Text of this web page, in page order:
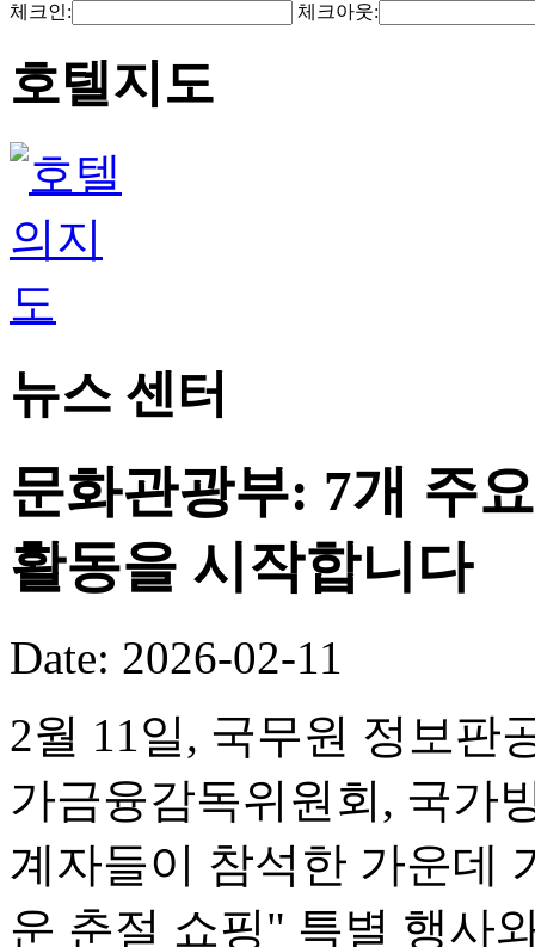
체크인: 체크아웃:
호텔지도
뉴스 센터
문화관광부: 7개 주
활동을 시작합니다
Date: 2026-02-11
2월 11일, 국무원 정보판
가금융감독위원회, 국가
계자들이 참석한 가운데
운 춘절 쇼핑" 특별 행사